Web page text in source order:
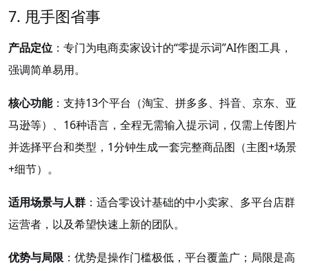
7. 甩手图省事
产品定位 ：专门为电商卖家设计的“零提示词”AI作图工具，
强调简单易用。
核心功能：支持13个平台（淘宝、拼多多、抖音、京东、亚
马逊等）、16种语言，全程无需输入提示词，仅需上传图片
并选择平台和类型，1分钟生成一套完整商品图（主图+场景
+细节）。
适用场景与人群 ：适合零设计基础的中小卖家、多平台店群
运营者，以及希望快速上新的团队。
优势与局限 ：优势是操作门槛极低，平台覆盖广；局限是高